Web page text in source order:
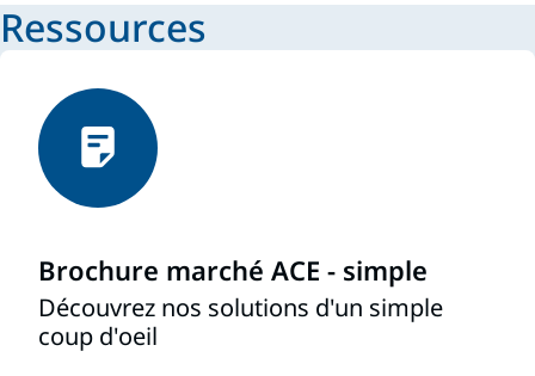
Ressources
Brochure marché ACE - simple
Découvrez nos solutions d'un simple
coup d'oeil